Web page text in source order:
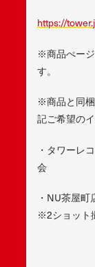
https://
※商品ぺー
す。
※商品と同
記ご希望の
・タワーレ
会
・NU茶屋
※2ショット